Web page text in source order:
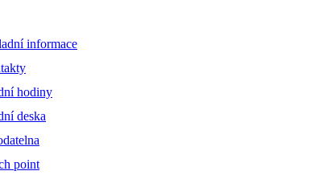
informace
hodiny
deska
point